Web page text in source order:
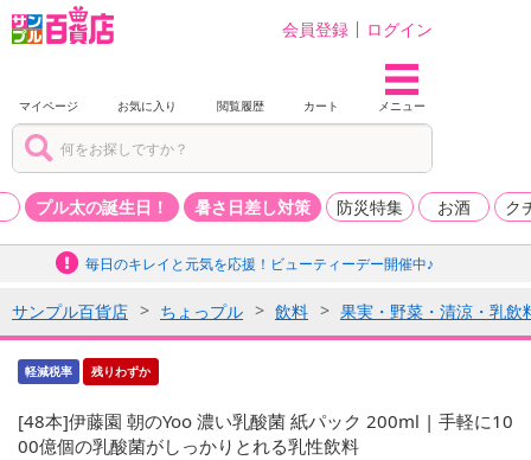
会員登録 ログイン
マイページ お気に入り 閲覧履歴 カート メニュー
プル太の誕生日！ 暑さ日差し対策 防災特集 お酒 ク
毎日のキレイと元気を応援！ビューティーデー開催中♪
サンプル百貨店 ちょっプル 飲料 果実・野菜・清涼・乳飲
軽減税率 残りわずか
[48本]伊藤園 朝のYoo 濃い乳酸菌 紙パック 200ml | 手軽に10
00億個の乳酸菌がしっかりとれる乳性飲料